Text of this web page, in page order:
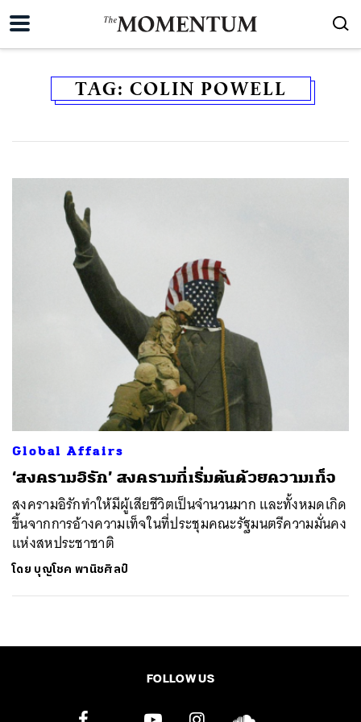
TAG: COLIN POWELL
Global Affairs
‘สงครามอิรัก’ สงครามที่เริ่มต้นด้วยความเท็จ
สงครามอิรักทำให้มีผู้เสียชีวิตเป็นจำนวนมาก และทั้งหมดเกิด
ขึ้นจากการอ้างความเท็จในที่ประชุมคณะรัฐมนตรีความมั่นคง
แห่งสหประชาชาติ
โดย บุญโชค พานิชศิลป์
FOLLOW US
SHARE TWEET LINE EMAIL